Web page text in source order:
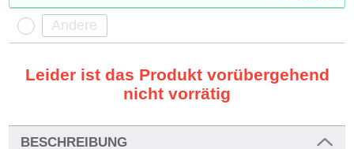
Leider ist das Produkt vorübergehend
nicht vorrätig
BESCHREIBUNG